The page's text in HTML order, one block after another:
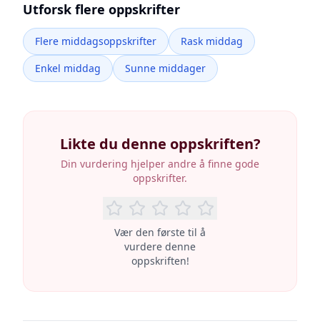
Utforsk flere oppskrifter
Flere middagsoppskrifter
Rask middag
Enkel middag
Sunne middager
Likte du denne oppskriften?
Din vurdering hjelper andre å finne gode
oppskrifter.
Vær den første til å
vurdere denne
oppskriften!